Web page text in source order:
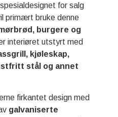
for salg
primært bruke denne
burgere og
interiøret utstyrt med
kjøleskap,
stål og annet
firkantet design med
galvaniserte